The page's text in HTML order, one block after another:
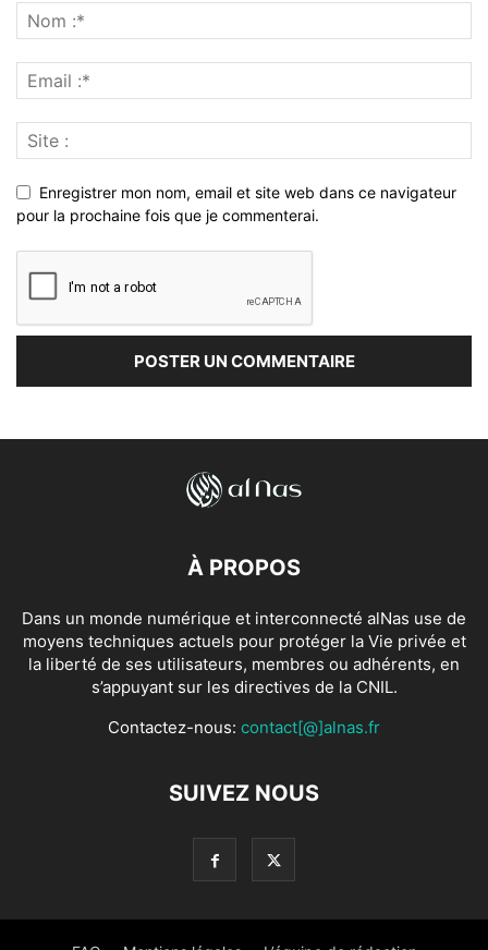
Enregistrer mon nom, email et site web dans ce navigateur
pour la prochaine fois que je commenterai.
À PROPOS
Dans un monde numérique et interconnecté alNas use de
moyens techniques actuels pour protéger la Vie privée et
la liberté de ses utilisateurs, membres ou adhérents, en
s’appuyant sur les directives de la CNIL.
Contactez-nous: contact[@]alnas.fr
SUIVEZ NOUS